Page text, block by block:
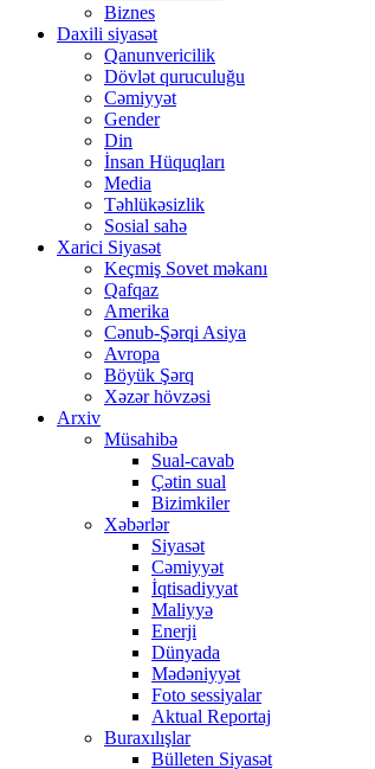
Biznes
Daxili siyasət
Qanunvericilik
Dövlət quruculuğu
Cəmiyyət
Gender
Din
İnsan Hüquqları
Media
Təhlükəsizlik
Sosial sahə
Xarici Siyasət
Keçmiş Sovet məkanı
Qafqaz
Amerika
Cənub-Şərqi Asiya
Avropa
Böyük Şərq
Xəzər hövzəsi
Arxiv
Müsahibə
Sual-cavab
Çətin sual
Bizimkiler
Xəbərlər
Siyasət
Cəmiyyət
İqtisadiyyat
Maliyyə
Enerji
Dünyada
Mədəniyyət
Foto sessiyalar
Aktual Reportaj
Buraxılışlar
Bülleten Siyasət